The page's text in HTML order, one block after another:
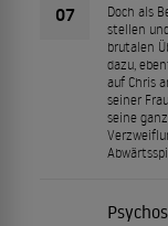
07
Doch als
stellen
brutalen
dazu,
auf Chris
seiner
seine